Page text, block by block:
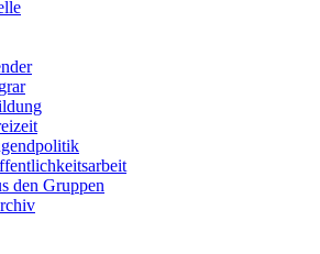
den Gruppen